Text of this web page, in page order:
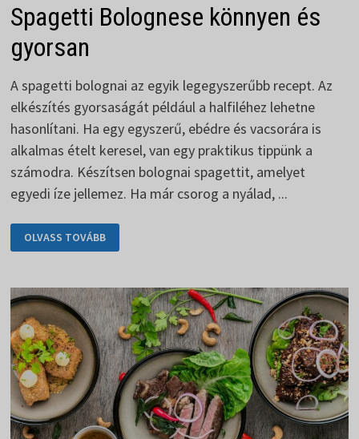
Spagetti Bolognese könnyen és
gyorsan
A spagetti bolognai az egyik legegyszerűbb recept. Az
elkészítés gyorsaságát például a halfiléhez lehetne
hasonlítani. Ha egy egyszerű, ebédre és vacsorára is
alkalmas ételt keresel, van egy praktikus tippünk a
számodra. Készítsen bolognai spagettit, amelyet
egyedi íze jellemez. Ha már csorog a nyálad, ...
SPAGETTI
BOLOGNESE
KÖNNYEN
OLVASS TOVÁBB